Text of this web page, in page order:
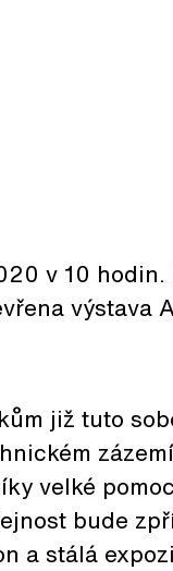
v 10 hodin.
výstava
již tuto
velké
bude
a stálá